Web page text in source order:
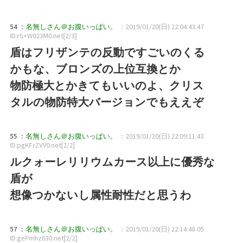
54 ： 名無しさん＠お腹いっぱい。
：2019/01/20(日) 22:04:43.47
ID:rS+W023M0.net[2/3]
盾はフリザンテの反動ですごいのくる
かもな、ブロンズの上位互換とか
物防極大とかきてもいいのよ、クリス
タルの物防特大バージョンでもええぞ
55 ： 名無しさん＠お腹いっぱい。
：2019/01/20(日) 22:09:11.43
ID:pgKFrZVV0.net[2/2]
ルクォーレリリウムカース以上に優秀な
盾が
想像つかないし属性耐性だと思うわ
57 ： 名無しさん＠お腹いっぱい。
：2019/01/20(日) 22:14:48.05
ID:gePmhz630.net[2/2]